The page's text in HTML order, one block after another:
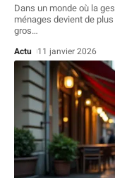
Dans un monde où la
ménages devient de
gros…
Actu 11 janvier 2026